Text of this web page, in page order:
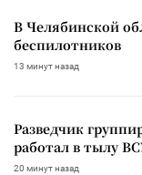
В Челябинской
беспилотников
13 минут назад
Разведчик
работал в тылу
20 минут назад